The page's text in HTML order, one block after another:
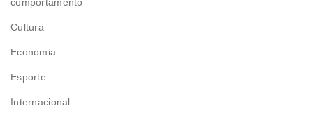
Cultura
Economia
Esporte
Internacional